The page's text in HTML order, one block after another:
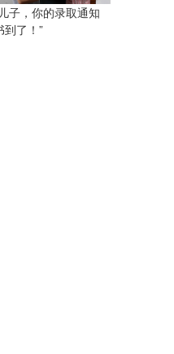
子，你的录取通知
到了！”